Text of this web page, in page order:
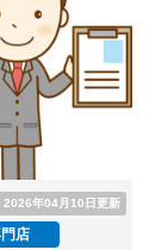
2026年04月10日更新
店